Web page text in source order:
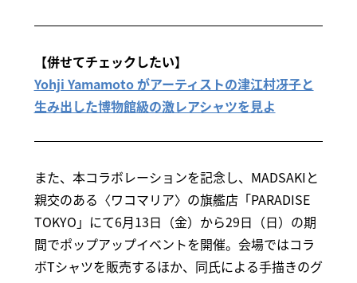
【併せてチェックしたい】
Yohji Yamamoto がアーティストの津江村冴子と
生み出した博物館級の激レアシャツを見よ
また、本コラボレーションを記念し、MADSAKIと
親交のある〈ワコマリア〉の旗艦店「PARADISE
TOKYO」にて6月13日（金）から29日（日）の期
間でポップアップイベントを開催。会場ではコラ
ボTシャツを販売するほか、同氏による手描きのグ